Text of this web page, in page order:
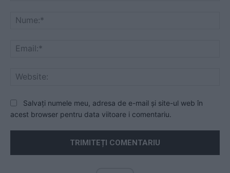
Salvați numele meu, adresa de e-mail și site-ul web în
acest browser pentru data viitoare i comentariu.